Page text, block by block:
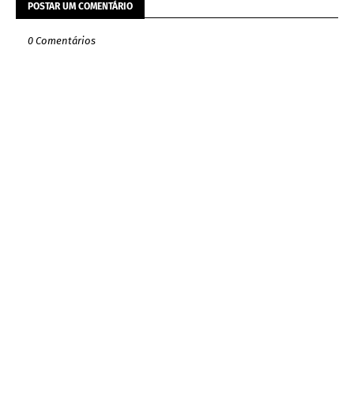
POSTAR UM COMENTÁRIO
0 Comentários